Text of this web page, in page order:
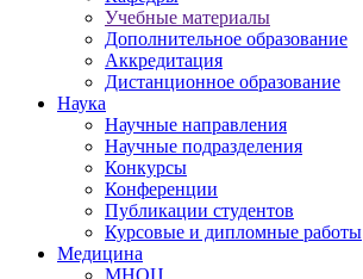
Учебные материалы
Дополнительное образование
Аккредитация
Дистанционное образование
Наука
Научные направления
Научные подразделения
Конкурсы
Конференции
Публикации студентов
Курсовые и дипломные работы
Медицина
МНОЦ